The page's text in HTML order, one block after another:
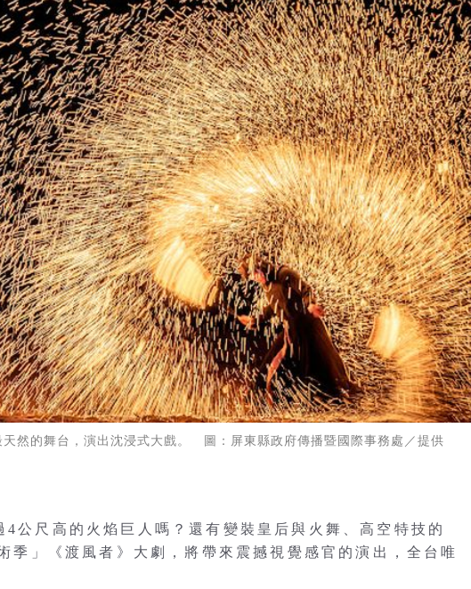
然的舞台，演出沈浸式大戲。 圖：屏東縣政府傳播暨國際事務處／提供
4公尺高的火焰巨人嗎？還有變裝皇后與火舞、高空特技的
季」《渡風者》大劇，將帶來震撼視覺感官的演出，全台唯